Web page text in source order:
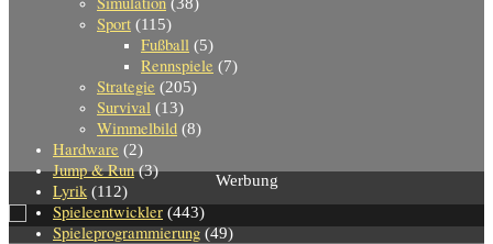
Sport (115)
Fußball (5)
Rennspiele (7)
Strategie (205)
Survival (13)
Wimmelbild (8)
Hardware (2)
Jump & Run(3)
Lyrik (112)
Spieleentwickler (443)
Spieleprogrammierung (49)
Werbung